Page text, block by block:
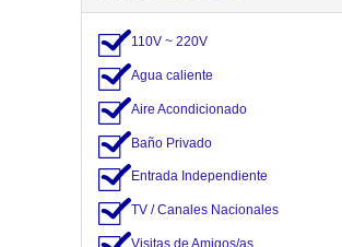
110V ~ 220V
Agua caliente
Aire Acondicionado
Baño Privado
Entrada Independiente
TV / Canales Nacionales
Visitas de Amigos/as